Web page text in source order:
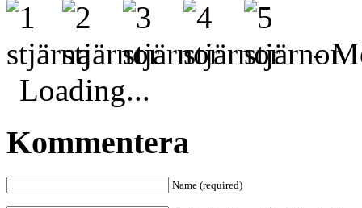
-
Loading...
Kommentera
Name (required)